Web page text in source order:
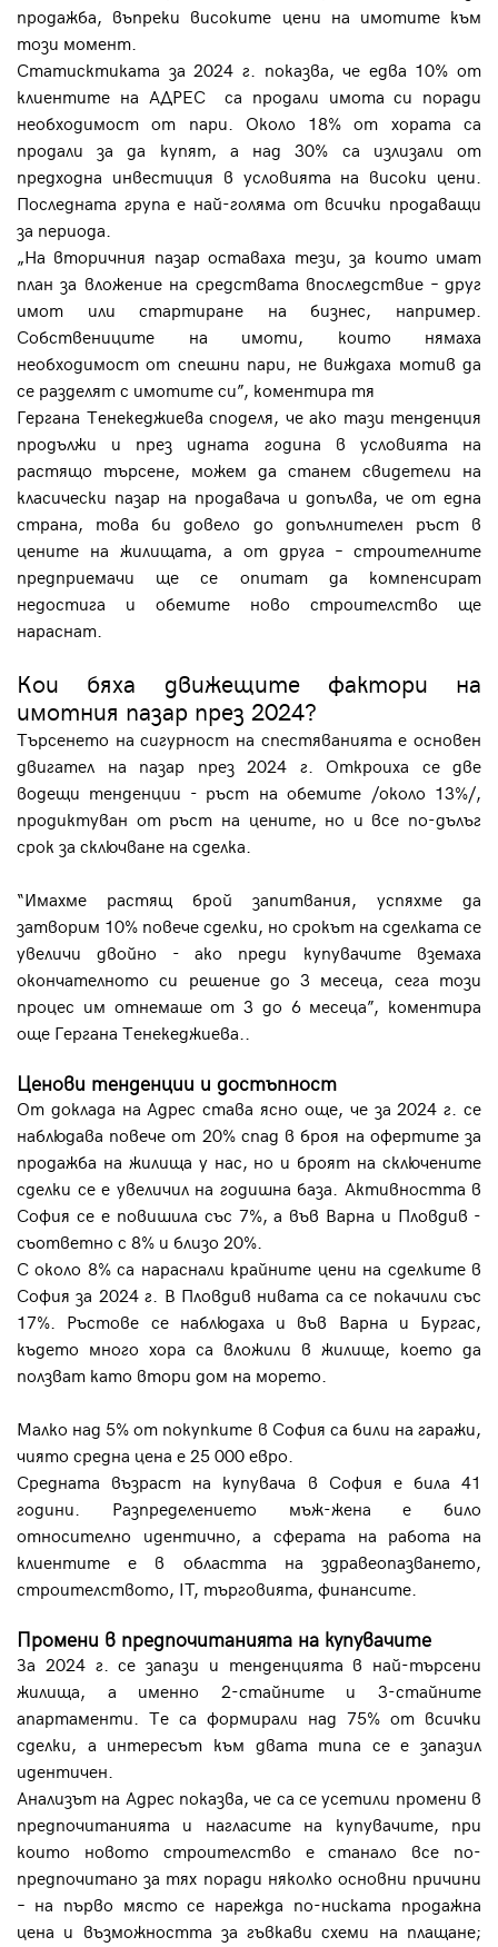
продажба, въпреки високите цени на имотите към
този момент.
Статисктиката за 2024 г. показва, че едва 10% от
клиентите на АДРЕС са продали имота си поради
необходимост от пари. Около 18% от хората са
продали за да купят, а над 30% са излизали от
предходна инвестиция в условията на високи цени.
Последната група е най-голяма от всички продаващи
за периода.
„На вторичния пазар оставаха тези, за които имат
план за вложение на средствата впоследствие – друг
имот или стартиране на бизнес, например.
Собствениците на имоти, които нямаха
необходимост от спешни пари, не виждаха мотив да
се разделят с имотите си”, коментира тя
Гергана Тенекеджиева споделя, че ако тази тенденция
продължи и през идната година в условията на
растящо търсене, можем да станем свидетели на
класически пазар на продавача и допълва, че от една
страна, това би довело до допълнителен ръст в
цените на жилищата, а от друга – строителните
предприемачи ще се опитат да компенсират
недостига и обемите ново строителство ще
нараснат.
Кои бяха движещите фактори на
имотния пазар през 2024?
Търсенето на сигурност на спестяванията е основен
двигател на пазар през 2024 г. Откроиха се две
водещи тенденции - ръст на обемите /около 13%/,
продиктуван от ръст на цените, но и все по-дълъг
срок за сключване на сделка.
“Имахме растящ брой запитвания, успяхме да
затворим 10% повече сделки, но срокът на сделката се
увеличи двойно - ако преди купувачите вземаха
окончателното си решение до 3 месеца, сега този
процес им отнемаше от 3 до 6 месеца”, коментира
още Гергана Тенекеджиева..
Ценови тенденции и достъпност
От доклада на Адрес става ясно още, че за 2024 г. се
наблюдава повече от 20% спад в броя на офертите за
продажба на жилища у нас, но и броят на сключените
сделки се е увеличил на годишна база. Активността в
София се е повишила със 7%, а във Варна и Пловдив -
съответно с 8% и близо 20%.
С около 8% са нараснали крайните цени на сделките в
София за 2024 г. В Пловдив нивата са се покачили със
17%. Ръстове се наблюдаха и във Варна и Бургас,
където много хора са вложили в жилище, което да
ползват като втори дом на морето.
Малко над 5% от покупките в София са били на гаражи,
чиято средна цена е 25 000 евро.
Средната възраст на купувача в София е била 41
години. Разпределението мъж-жена е било
относително идентично, а сферата на работа на
клиентите е в областта на здравеопазването,
строителството, IT, търговията, финансите.
Промени в предпочитанията на купувачите
За 2024 г. се запази и тенденцията в най-търсени
жилища, а именно 2-стайните и 3-стайните
апартаменти. Те са формирали над 75% от всички
сделки, а интересът към двата типа се е запазил
идентичен.
Анализът на Адрес показва, че са се усетили промени в
предпочитанията и нагласите на купувачите, при
които новото строителство е станало все по-
предпочитано за тях поради няколко основни причини
– на първо място се нарежда по-ниската продажна
цена и възможността за гъвкави схеми на плащане;